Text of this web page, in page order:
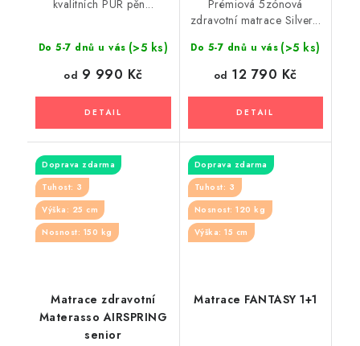
Do 5-7 dnů u vás (>5 ks)
od 9 990 Kč
kvalitních PUR pěn...
Do 5-7 dnů u vás (>5 ks)
od 12 790 Kč
Prémiová 5zónová
zdravotní matrace Silver...
Matrace zdravotní
Materasso AIRSPRING
senior
Doprava zdarma
Tuhost: 3
Výška: 25 cm
Nosnost: 150 kg
Matrace FANTASY 1+1
Doprava zdarma
Tuhost: 3
Nosnost: 120 kg
Výška: 15 cm